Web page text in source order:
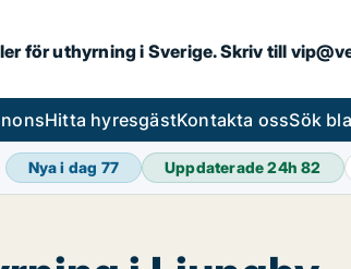
för uthyrning i Sverige. Skriv till
Hitta hyresgästKontakta ossSök
Nya i dag 77 Uppdaterade 24h82